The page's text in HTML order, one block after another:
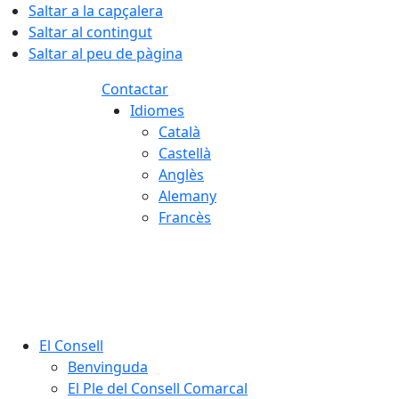
Saltar a la capçalera
Saltar al contingut
Saltar al peu de pàgina
Contactar
Idiomes
Català
Castellà
Anglès
Alemany
Francès
El Consell
Benvinguda
El Ple del Consell Comarcal